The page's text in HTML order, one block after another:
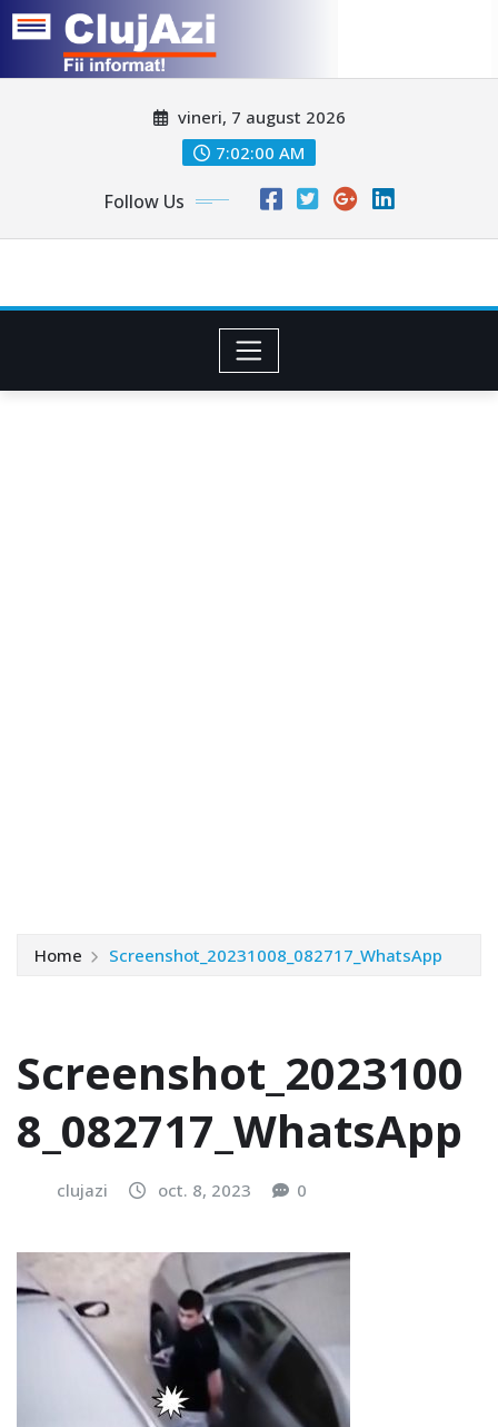
vineri, 7 august 2026
7:02:02 AM
Follow Us
Home Screenshot_20231008_082717_WhatsApp
Screenshot_2023100
8_082717_WhatsApp
clujazi oct. 8, 2023 0